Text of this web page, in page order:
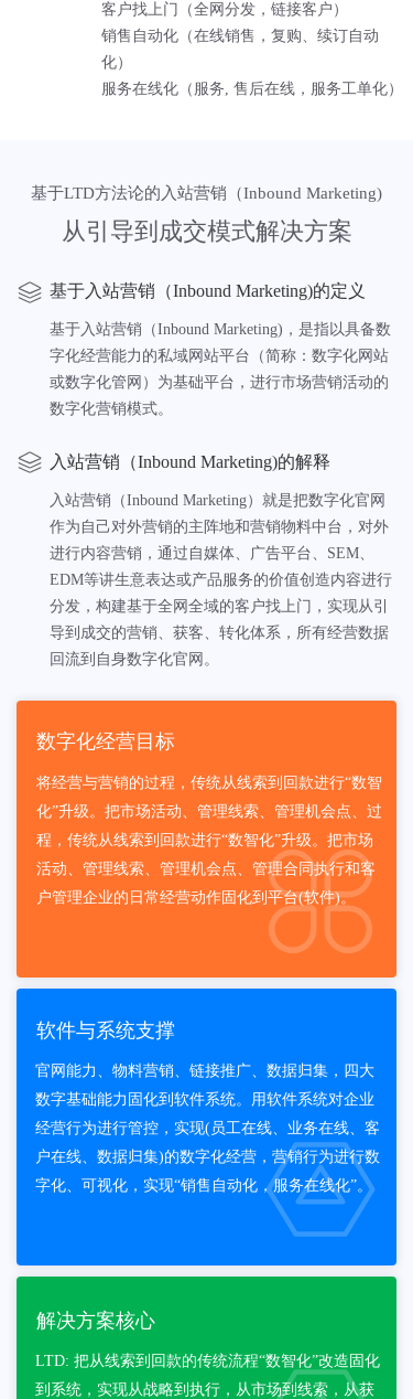
客户找上门（全网分发，链接客户）
销售自动化（在线销售，复购、续订自动
化）
服务在线化（服务, 售后在线，服务工单化）
从引导到成交模式解决方案
基于入站营销（Inbound Marketing)的定义
基于入站营销（Inbound Marketing)，是指以具备数
字化经营能力的私域网站平台（简称：数字化网站
或数字化管网）为基础平台，进行市场营销活动的
数字化营销模式。
基于LTD方法论的入站营销（Inbound Marketing)
入站营销（Inbound Marketing)的解释
入站营销（Inbound Marketing）就是把数字化官网
作为自己对外营销的主阵地和营销物料中台，对外
进行内容营销，通过自媒体、广告平台、SEM、
EDM等讲生意表达或产品服务的价值创造内容进行
分发，构建基于全网全域的客户找上门，实现从引
导到成交的营销、获客、转化体系，所有经营数据
回流到自身数字化官网。
数字化经营目标
将经营与营销的过程，传统从线索到回款进行“数智
化”升级。把市场活动、管理线索、管理机会点、过
程，传统从线索到回款进行“数智化”升级。把市场
活动、管理线索、管理机会点、管理合同执行和客
户管理企业的日常经营动作固化到平台(软件)。
软件与系统支撑
官网能力、物料营销、链接推广、数据归集，四大
数字基础能力固化到软件系统。用软件系统对企业
经营行为进行管控，实现(员工在线、业务在线、客
户在线、数据归集)的数字化经营，营销行为进行数
字化、可视化，实现“销售自动化，服务在线化”。
解决方案核心
LTD: 把从线索到回款的传统流程“数智化”改造固化
到系统，实现从战略到执行，从市场到线索，从获